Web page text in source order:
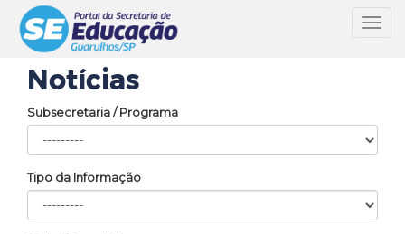
Notícias
Subsecretaria / Programa
Tipo da Informação